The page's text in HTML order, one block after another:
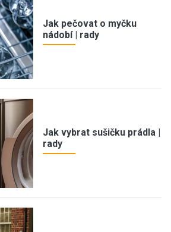
Jak pečovat o myčku
nádobí | rady
Jak vybrat sušičku prádla |
rady